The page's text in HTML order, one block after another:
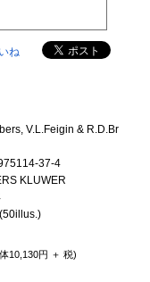
ね
V.L.Feigin & R.D.Br
37-4
KLUWER
10,130円 ＋ 税)